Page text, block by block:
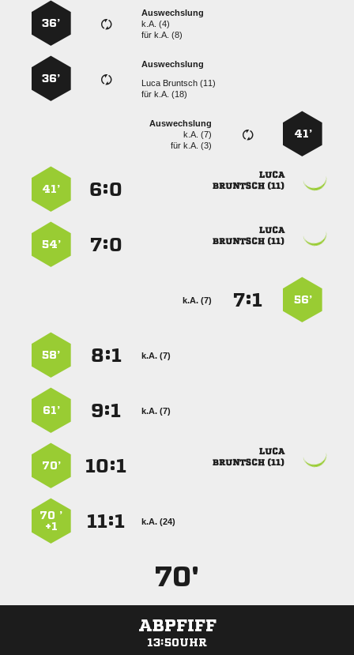
Auswechslung
k.A. (4)
fürk.A. (8)
36’
Auswechslung
  
fürk.A. (18)
36’
41’
Auswechslung
k.A. (7)
fürk.A. (3)

 
:
41’

 
:
54’
56’
:
k.A. (7)
k.A. (7)
:
58’
k.A. (7)
:
61’

 
:
70’
k.A. (24)
:
70 ’
+1
70'
ABPFIFF
13:50UHR